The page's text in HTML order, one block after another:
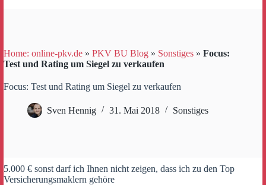
Home: online-pkv.de » PKV BU Blog » Sonstiges » Focus:
Test und Rating um Siegel zu verkaufen
Focus: Test und Rating um Siegel zu verkaufen
Sven Hennig 31. Mai 2018 Sonstiges
5.000 € sonst darf ich Ihnen nicht zeigen, dass ich zu den Top
Versicherungsmaklern gehöre